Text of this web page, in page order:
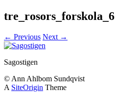
tre_rosors_forskola_6
← Previous Next →
Sagostigen
© Ann Ahlbom Sundqvist
A SiteOrigin Theme